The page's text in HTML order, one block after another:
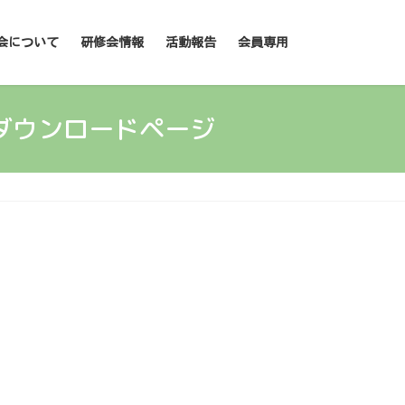
について 研修会情報 活動報告 会員専用
ンロードページ